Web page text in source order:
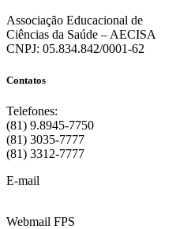
Associação Educacional de
Ciências da Saúde – AECISA
CNPJ: 05.834.842/0001-62
Contatos
Telefones:
(81) 9.8945-7750
(81) 3035-7777
(81) 3312-7777
E-mail
Webmail FPS